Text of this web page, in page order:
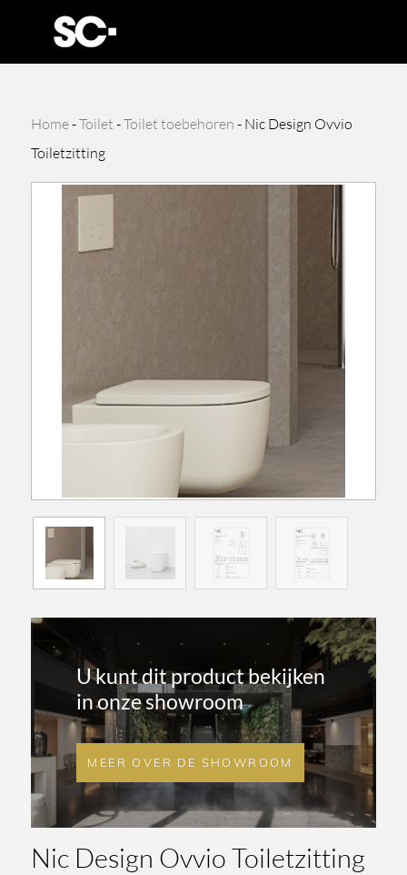
Home-Toilet -Toilet toebehoren - Nic Design Ovvio
Toiletzitting
U kunt dit product bekijken
in onze showroom
MEER OVER DE SHOWROOM
Nic Design Ovvio Toiletzitting